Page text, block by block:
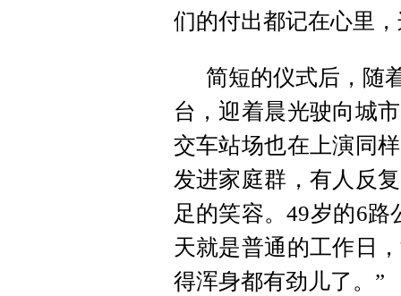
们的付出都记在心里
简短的仪式后，随
台，迎着晨光驶向城
交车站场也在上演同
发进家庭群，有人反
足的笑容。49岁的6
天就是普通的工作日
得浑身都有劲儿了。”